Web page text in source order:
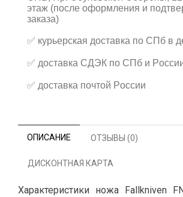
этаж (после оформления и
заказа)
✅ курьерская доставка по СПб в
✅ доставка СДЭК по СПб и
✅ доставка почтой России
ОПИСАНИЕ ОТЗЫВЫ (0)
ДИСКОНТНАЯ КАРТА
Характеристики ножа Fallkniven